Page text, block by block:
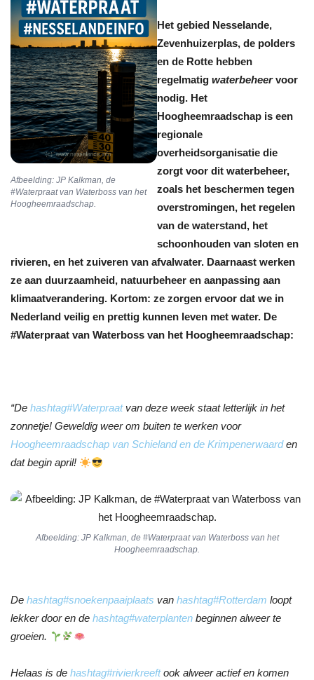
Afbeelding: JP Kalkman, de
#Waterpraat van Waterboss van het
Hoogheemraadschap.
Het gebied Nesselande,
Zevenhuizerplas, de polders
en de Rotte hebben
regelmatig waterbeheervoor
nodig. Het
Hoogheemraadschap is een
regionale
overheidsorganisatie die
zorgt voor dit waterbeheer,
zoals het beschermen tegen
overstromingen, het regelen
van de waterstand, het
schoonhouden van sloten en
rivieren, en het zuiveren van afvalwater. Daarnaast werken
ze aan duurzaamheid, natuurbeheer en aanpassing aan
klimaatverandering. Kortom: ze zorgen ervoor dat we in
Nederland veilig en prettig kunnen leven met water. De
#Waterpraat van Waterboss van het Hoogheemraadschap:
“De hashtag#Waterpraatvan deze week staat letterlijk in het
zonnetje! Geweldig weer om buiten te werken voor
Hoogheemraadschap van Schieland en de Krimpenerwaarden
dat begin april!
Afbeelding: JP Kalkman, de #Waterpraat van Waterboss van het
Hoogheemraadschap.
De hashtag#snoekenpaaiplaats van hashtag#Rotterdam loopt
lekker door en de hashtag#waterplanten beginnen alweer te
groeien.
Helaas is de hashtag#rivierkreeftook alweer actief en komen